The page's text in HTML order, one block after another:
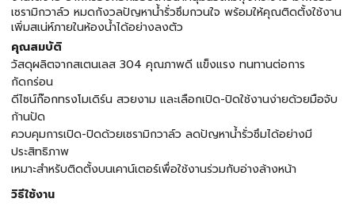
เซรามิกวาล์ว หมดกังวลปัญหาน้ำรั่วซึมกวนใจ พร้อมให้คุณติดตั้งใช้งาน
เพิ่มสเน่ห์ภายในห้องน้ำได้อย่างลงตัว
คุณสมบัติ
วัสดุผลิตจากสเตนเลส 304 คุณภาพดี แข็งแรง ทนทานต่อการ
กัดกร่อน
ดีไซน์ก๊อกทรงโมเดิร์น สวยงาม และเลือกเปิด-ปิดใช้งานง่ายด้วยมือจับ
ก้านปัด
ควบคุมการเปิด-ปิดด้วยเซรามิกวาล์ว ลดปัญหาน้ำรั่วซึมได้อย่างมี
ประสิทธิภาพ
เหมาะสำหรับติดตั้งบนเคาน์เตอร์เพื่อใช้งานร่วมกับอ่างล้างหน้า
วิธีใช้งาน